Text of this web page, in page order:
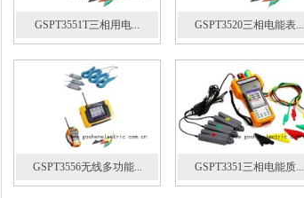
GSPT3551T三相用电... GSPT3520三相电能表...
GSPT3556无线多功能... GSPT3351三相电能质...